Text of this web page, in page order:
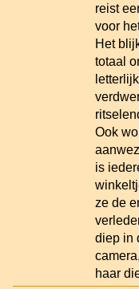
reist
voor
Het
totaal
Ook
is
ze de
diep in
haar